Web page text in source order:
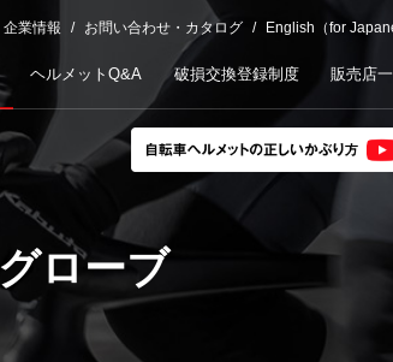
企業情報 お問い合わせ・カタログ English（for
ヘルメットQ&A 破損交換登録制度 販売店
グローブ